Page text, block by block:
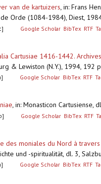
van de kartuizers, in: Frans
Orde (1084-1984), Diest,
Google Scholar BibTex RTF
Cartusiae 1416-1442.
& Lewiston (N.Y.), 1994, 192
Google Scholar BibTex RTF
, in: Monasticon Cartusiense,
Google Scholar BibTex RTF
des moniales du Nord à
und -spiritualität, dl. 3,
Google Scholar BibTex RTF